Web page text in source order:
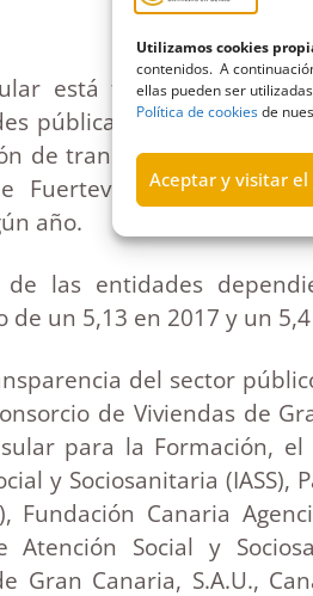
Utilizamos cookies
contenidos. A
ellas pueden ser
Política de cookiesde
Aceptar y visitar
está formado por 93
públicas empresariales,
de transparencia. Solo
Fuerteventura, del
año.
las entidades
de un 5,13 en 2017 y un
del sector
de Viviendas de
para la Formación, el
y Sociosanitaria
Fundación Canaria
Atención Social y
Gran Canaria, S.A.U.,